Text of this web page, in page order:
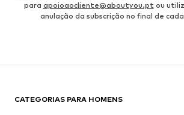
para apoioaocliente@aboutyou.ptou
anulação da subscrição no final de
CATEGORIAS PARA HOMENS